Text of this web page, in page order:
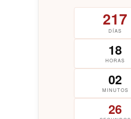
217
DÍAS
18
HORAS
02
MINUTOS
26